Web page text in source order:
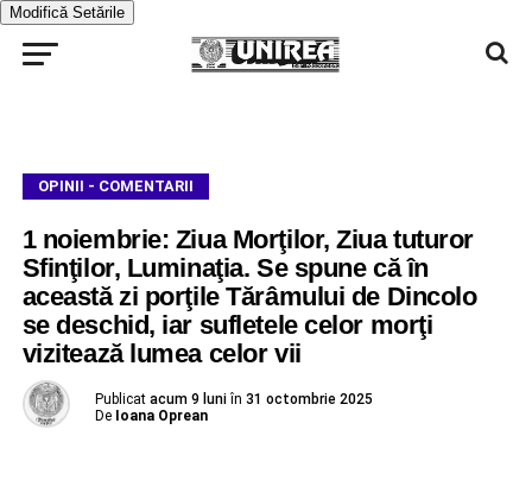
Modifică Setările
OPINII - COMENTARII
1 noiembrie: Ziua Morţilor, Ziua tuturor
Sfinţilor, Luminaţia. Se spune că în
această zi porţile Tărâmului de Dincolo
se deschid, iar sufletele celor morţi
vizitează lumea celor vii
Publicat acum 9 luni în 31 octombrie 2025
De Ioana Oprean